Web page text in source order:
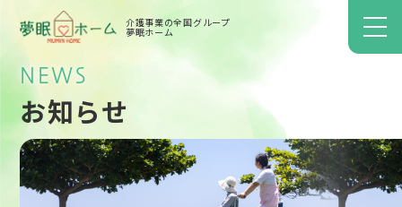
介護事業の全国グループ
夢眠ホーム
NEWS
お知らせ